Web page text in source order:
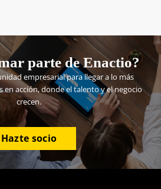
parte de Enactio?
empresarial para llegar a lo más
en acción, donde el talento y el negocio
crecen.
Hazte socio